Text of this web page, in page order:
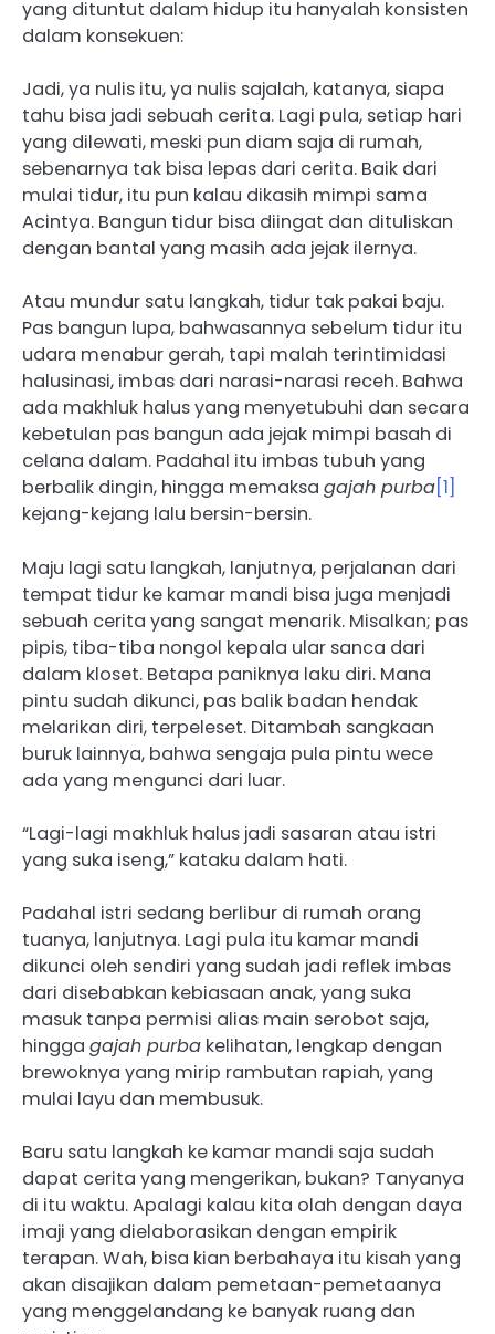
yang dituntut dalam hidup itu hanyalah konsisten
dalam konsekuen:
Jadi, ya nulis itu, ya nulis sajalah, katanya, siapa
tahu bisa jadi sebuah cerita. Lagi pula, setiap hari
yang dilewati, meski pun diam saja di rumah,
sebenarnya tak bisa lepas dari cerita. Baik dari
mulai tidur, itu pun kalau dikasih mimpi sama
Acintya. Bangun tidur bisa diingat dan dituliskan
dengan bantal yang masih ada jejak ilernya.
Atau mundur satu langkah, tidur tak pakai baju.
Pas bangun lupa, bahwasannya sebelum tidur itu
udara menabur gerah, tapi malah terintimidasi
halusinasi, imbas dari narasi-narasi receh. Bahwa
ada makhluk halus yang menyetubuhi dan secara
kebetulan pas bangun ada jejak mimpi basah di
celana dalam. Padahal itu imbas tubuh yang
berbalik dingin, hingga memaksa gajah purba[1]
kejang-kejang lalu bersin-bersin.
Maju lagi satu langkah, lanjutnya, perjalanan dari
tempat tidur ke kamar mandi bisa juga menjadi
sebuah cerita yang sangat menarik. Misalkan; pas
pipis, tiba-tiba nongol kepala ular sanca dari
dalam kloset. Betapa paniknya laku diri. Mana
pintu sudah dikunci, pas balik badan hendak
melarikan diri, terpeleset. Ditambah sangkaan
buruk lainnya, bahwa sengaja pula pintu wece
ada yang mengunci dari luar.
“Lagi-lagi makhluk halus jadi sasaran atau istri
yang suka iseng,” kataku dalam hati.
Padahal istri sedang berlibur di rumah orang
tuanya, lanjutnya. Lagi pula itu kamar mandi
dikunci oleh sendiri yang sudah jadi reflek imbas
dari disebabkan kebiasaan anak, yang suka
masuk tanpa permisi alias main serobot saja,
hingga gajah purba kelihatan, lengkap dengan
brewoknya yang mirip rambutan rapiah, yang
mulai layu dan membusuk.
Baru satu langkah ke kamar mandi saja sudah
dapat cerita yang mengerikan, bukan? Tanyanya
di itu waktu. Apalagi kalau kita olah dengan daya
imaji yang dielaborasikan dengan empirik
terapan. Wah, bisa kian berbahaya itu kisah yang
akan disajikan dalam pemetaan-pemetaanya
yang menggelandang ke banyak ruang dan